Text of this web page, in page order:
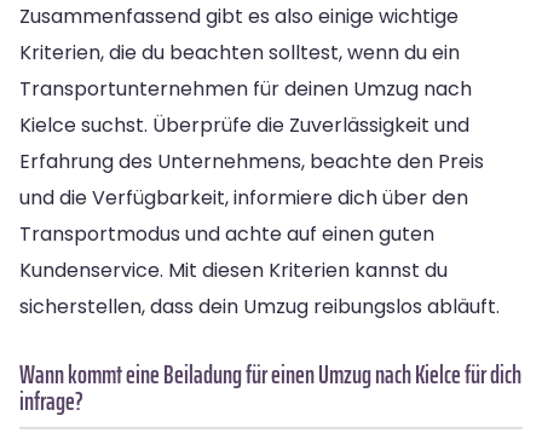
Zusammenfassend gibt es also einige wichtige
Kriterien, die du beachten solltest, wenn du ein
Transportunternehmen für deinen Umzug nach
Kielce suchst. Überprüfe die Zuverlässigkeit und
Erfahrung des Unternehmens, beachte den Preis
und die Verfügbarkeit, informiere dich über den
Transportmodus und achte auf einen guten
Kundenservice. Mit diesen Kriterien kannst du
sicherstellen, dass dein Umzug reibungslos abläuft.
Wann kommt eine Beiladung für einen Umzug nach Kielce für dich
infrage?